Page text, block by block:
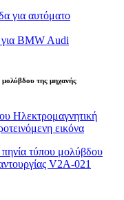
για BMW Audi
της μηχανής